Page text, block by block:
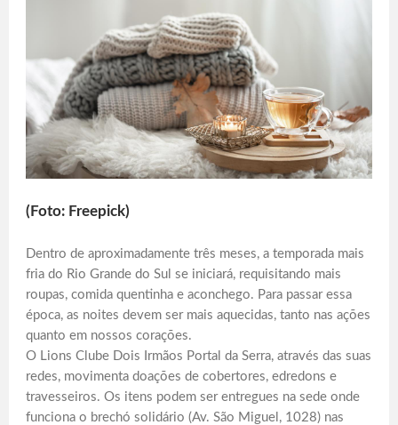
(Foto: Freepick)
Dentro de aproximadamente três meses, a temporada mais
fria do Rio Grande do Sul se iniciará, requisitando mais
roupas, comida quentinha e aconchego. Para passar essa
época, as noites devem ser mais aquecidas, tanto nas ações
quanto em nossos corações.
O Lions Clube Dois Irmãos Portal da Serra, através das suas
redes, movimenta doações de cobertores, edredons e
travesseiros. Os itens podem ser entregues na sede onde
funciona o brechó solidário (Av. São Miguel, 1028) nas